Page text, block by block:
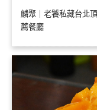
麟聚｜老饕私藏台北
薦餐廳